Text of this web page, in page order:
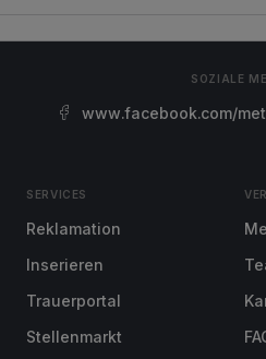
SOZIALE
www.facebook.com/
SERVICES
Reklamation
Inserieren
Trauerportal
Stellenmarkt